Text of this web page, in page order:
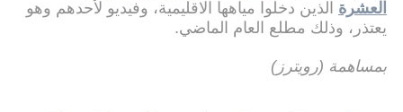
العشرة الذين دخلوا مياهها الاقليمية، وفيديو لأحدهم وهو
يعتذر، وذلك مطلع العام الماضي.
بمساهمة (رويترز)